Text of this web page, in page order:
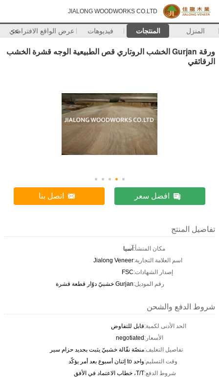
JIALONG WOODWORKS CO.LTD
المنزل المنتجات فيديوهات عرض الواقع الافتراضي
>>
ورقة Gurjan الخشب الروتاري قص الطبيعية الوجه قشرة الخشب
الرقائقي
افضل سعر اتصل بنا
تفاصيل المنتج
مكان المنشأ:آسيا
اسم العلامة التجارية:Jialong Veneer
إصدار الشهادات:FSC
رقم الموديل:Gurjan خشبيّ دوّار قطعة قشرة
شروط الدفع والشحن
الحد الأدنى لكمية:قابل للتفاوض
الأسعار:negotiated
تفاصيل التغليف:منصّة نقّالة خشبيّ يثبت بحديد حزام سير
وقت التسليم:واحد to إثنان أسبوع بعد أمر يؤكّد
شروط الدفع:T/T، خطاب الاعتماد في الأفق